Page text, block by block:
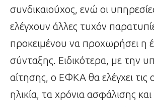
συνδικαιούχος, ενώ οι
ελέγχουν άλλες τυχόν
προκειμένου να προχωρήσει η
σύνταξης. Ειδικότερα, με την
αίτησης, ο ΕΦΚΑ θα ελέγχει τις
ηλικία, τα χρόνια ασφάλισης